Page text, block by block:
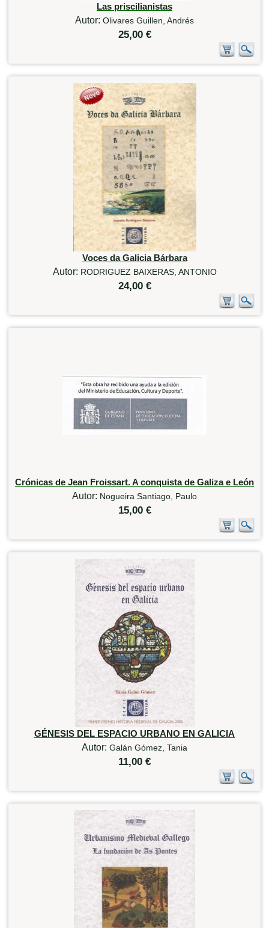
Las priscilianistas
Autor: Olivares Guillen, Andrés
25,00 €
Voces da Galicia Bárbara
Autor: RODRIGUEZ BAIXERAS, ANTONIO
24,00 €
Crónicas de Jean Froissart. A conquista de Galiza e León
Autor: Nogueira Santiago, Paulo
15,00 €
GÉNESIS DEL ESPACIO URBANO EN GALICIA
Autor: Galán Gómez, Tania
11,00 €